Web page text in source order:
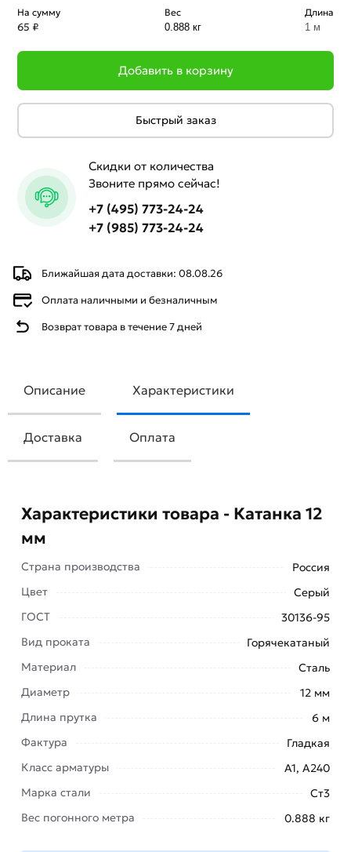
Ближайшая дата доставки: 08.08.26
Оплата наличными и безналичным
Возврат товара в течение 7 дней
На сумму
65 ₽
Вес
0.888 кг
Длина
1 м
Добавить в корзину
Быстрый заказ
Скидки от количества
Звоните прямо сейчас!
+7 (495) 773-24-24
+7 (985) 773-24-24
Описание Характеристики
Доставка Оплата
Арматура катанка 12 мм используется в сфере
строительства и производства различных
изделий. Одним из востребованных
армирование монолитных бетонных
конструкций.
В частности, материал используется при
организации арматурных каркасов. Выполняется
Характеристики товара - Катанка 12
мм
Страна производства
Россия
Цвет
Серый
ГОСТ
30136-95
Вид проката
Горячекатаный
Материал
Сталь
Диаметр
12 мм
Длина прутка
6 м
Фактура
Гладкая
Класс арматуры
А1, А240
Марка стали
Ст3
Вес погонного метра
0.888 кг